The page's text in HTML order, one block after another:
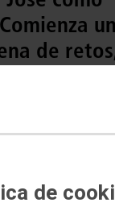
de
de
de la industria y el
personas que se
decidido en Toledo los
que participan en